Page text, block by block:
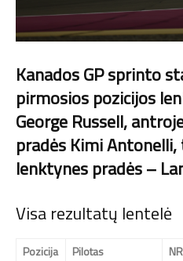
Kanados GP sprinto
pirmosios pozicijos
George Russell,
pradės Kimi
lenktynes pradės –
Visa rezultatų lentelė
Pozicija Pilotas NR